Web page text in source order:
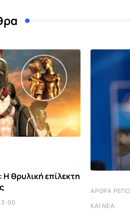
θρυλική επίλεκτη
ΆΡΘΡΑ
ΚΑΙ ΝΈΑ